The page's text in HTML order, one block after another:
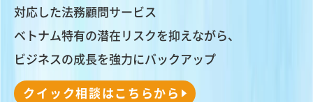
対応した法務顧問サービス
ベトナム特有の潜在リスクを抑えながら、
ビジネスの成長を強力にバックアップ
クイック相談はこちらから